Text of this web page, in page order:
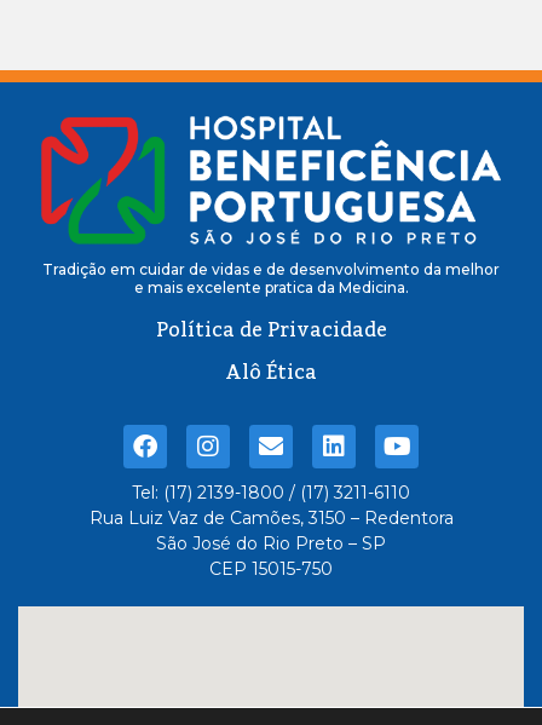
Tradição em cuidar de vidas e de desenvolvimento da melhor
e mais excelente pratica da Medicina.
Política de Privacidade
Alô Ética
Tel: (17) 2139-1800 / (17) 3211-6110
Rua Luiz Vaz de Camões, 3150 – Redentora
São José do Rio Preto – SP
CEP 15015-750